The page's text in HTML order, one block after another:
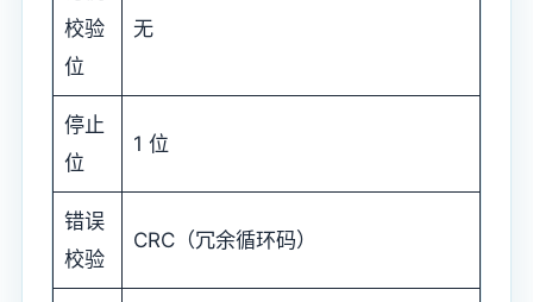
校验
位
无
停止
位
1 位
错误
校验
CRC（冗余循环码）